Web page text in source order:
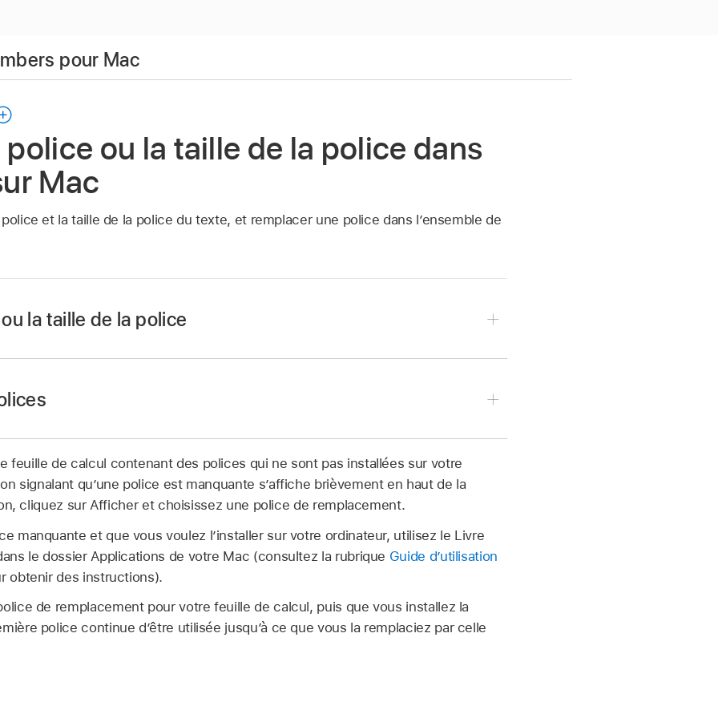
pour Mac
ou la taille de la police dans
Mac
et la taille de la police du texte, et remplacer une police dans l’ensemble de
la taille de la police
tableau.
Format ,cliquez sur l’onglet Texte, puis cliquez sur le bouton Style vers le haut
flèches à droite de la taille de la police afin d’agrandir ou de rétrécir la police.
ajouter des boutons à la barre d’outils
sur votre Mac.
calcul, puis choisissez Format > Police > Remplacer les polices (le menu Format
à droite de la police que vous voulez remplacer, puis choisissez celle à
comme étant manquante, choisissez également un type de caractères.
feuille de calcul contenant des polices qui ne sont pas installées sur votre
signalant qu’une police est manquante s’affiche brièvement en haut de la
cliquez sur Afficher et choisissez une police de remplacement.
manquante et que vous voulez l’installer sur votre ordinateur, utilisez le Livre
le dossier Applications de votre Mac (consultez la rubrique Guide d’utilisation
obtenir des instructions).
de remplacement pour votre feuille de calcul, puis que vous installez la
police continue d’être utilisée jusqu’à ce que vous la remplaciez par celle